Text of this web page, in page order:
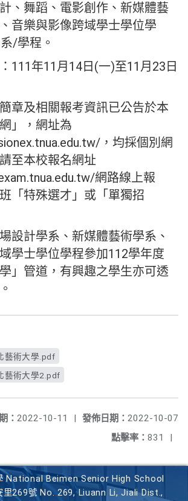
、舞蹈、電影創作、新媒體藝
音樂與影像跨域學士學位學
/學程。
111年11月14日(一)至11月23日
章及相關報考資訊已公告於本
」，網址為
，均採個別網
至本校報名網址
網路線上報
「特殊選才」或「單獨招
設計學系、新媒體藝術學系、
學士學位學程參加112學年度
學」管道，有興趣之學生亦可透
藝術大學.pdf
藝術大學2.pdf
發佈日期： 2022-10-07
： 2022-10-11
|
點擊率： 831 |
National Beimen Senior High School
里269號 No. 269, Liuann Li, Jiali Dist.,